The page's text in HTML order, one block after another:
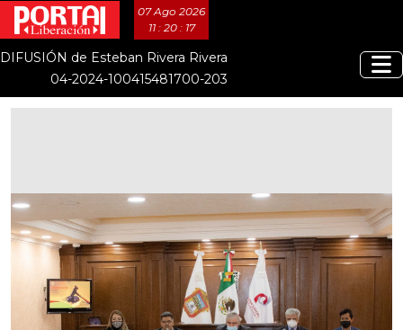
07 Ago 2026
11 : 20 : 18
DIFUSIÓN de Esteban Rivera Rivera
04-2024-100415481700-203